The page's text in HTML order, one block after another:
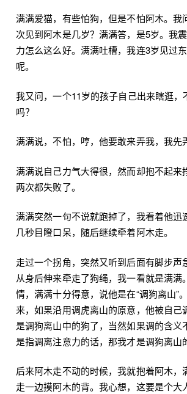
满满爱猫，有些怕狗，但是不怕阿木。我
次见到阿木是几岁？满满答，是5岁。我
力怎么这么好。满满吐槽，我连3岁见过
呢。
我又问，一个11岁的孩子自己出来瞎逛，
吗？
满满说，不怕，哼，他要敢来弄我，我先
满满说自己力气大得很，然而却抱不起来
两次都失败了。
满满突然一句不说就跑掉了，我看着他迅
几秒目瞪口呆，随后继续牵着阿木走。
走过一个拐角，突然又听到后面有脚步声
从身后伸来牵走了狗绳，我一看就是满满
情，满满十分得意，说他是在“调狗离山”
来，如果沿用调虎离山的原意，他被自己
是调狗离山中的狗了，当然如果调的含义
是指调离注意力的话，那我才是调狗离山
后来阿木走不动的时候，我就抱着阿木，
走一边摸阿木的背。我心想，这要是个大